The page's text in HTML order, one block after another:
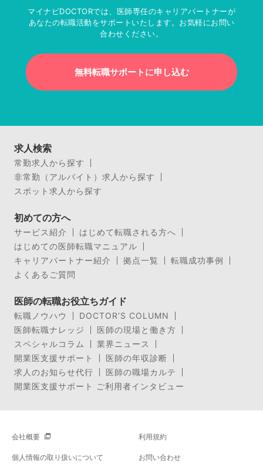
マイナビDOCTORでは、医師専任のキャリアパートナーが
あなたの転職活動をサポートいたします。お気軽にお問い
合わせください。
無料転職サポートに申し込む
求人検索
常勤求人から探す
非常勤（アルバイト）求人から探す
スポット求人から探す
初めての方へ
サービス紹介
はじめて転職される方へ
はじめての医師転職マニュアル
キャリアパートナー紹介
拠点一覧
転職成功事例
よくあるご質問
医師の転職お役立ちガイド
転職ノウハウ
DOCTOR’S COLUMN
医師転職ナレッジ
医師の現場と働き方
スペシャルコラム
業界ニュース
開業医支援サポート
医師の年収診断
求人のお知らせ代行
医師の職場カルテ
開業医支援サポート ご利用者インタビュー
会社概要 利用規約
個人情報の取り扱いについて お問い合わせ